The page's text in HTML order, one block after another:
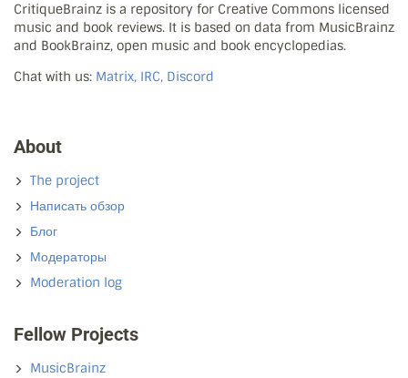
CritiqueBrainz is a repository for Creative Commons licensed
music and book reviews. It is based on data from MusicBrainz
and BookBrainz, open music and book encyclopedias.
Chat with us: Matrix, IRC, Discord
About
The project
Написать обзор
Блог
Модераторы
Moderation log
Fellow Projects
MusicBrainz